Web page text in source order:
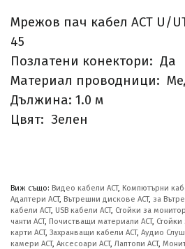
Мрежов пач кабел ACT U/
45
Позлатени конектори: Да
Материал проводници:
Дължина: 1.0 м
Цвят: Зелен
Виж също: Видео кабели ACT, Компютърни
Адаптери ACT, Вътрешни дискове ACT, за
кабели ACT, USB кабели ACT, Стойки за
чанти ACT, Почистващи материали ACT, Стойки
карти ACT, Захранващи кабели ACT, Аудио
камери ACT, Аксесоари ACT, Лаптопи ACT,